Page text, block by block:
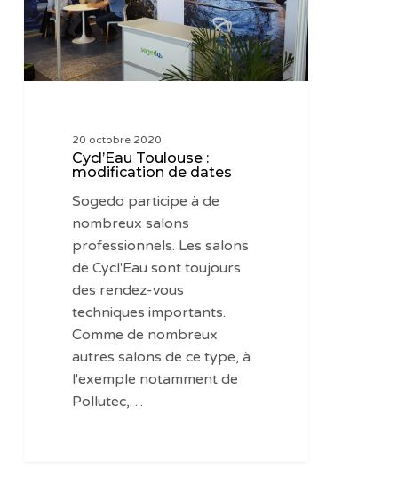
dates
20 octobre 2020
Cycl’Eau Toulouse :
modification de dates
Sogedo participe à de
nombreux salons
professionnels. Les salons
de Cycl'Eau sont toujours
des rendez-vous
techniques importants.
Comme de nombreux
autres salons de ce type, à
l'exemple notamment de
Pollutec,…